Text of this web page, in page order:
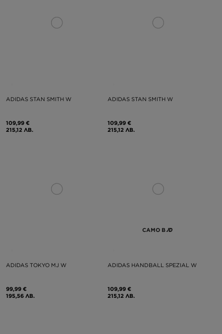
ADIDAS STAN SMITH W
109,99 €
215,12 ЛВ.
ADIDAS STAN SMITH W
109,99 €
215,12 ЛВ.
ADIDAS TOKYO MJ W
99,99 €
195,56 ЛВ.
САМО В
ADIDAS HANDBALL SPEZIAL W
109,99 €
215,12 ЛВ.